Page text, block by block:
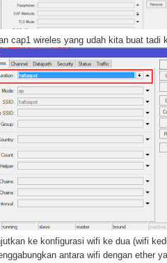
cap1 wireles yang udah kita buat tadi
ke konfigurasi wifi ke dua (wifi
antara wifi dengan ether